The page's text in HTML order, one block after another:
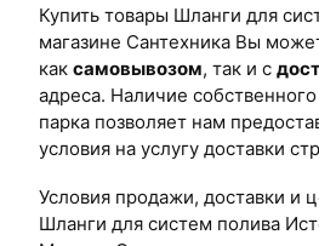
Купить товары Шланги для
магазине Сантехника Вы
как самовывозом, так и с
адреса. Наличие
парка позволяет нам
условия на услугу доставки
Условия продажи, доставки и
Шланги для систем полива